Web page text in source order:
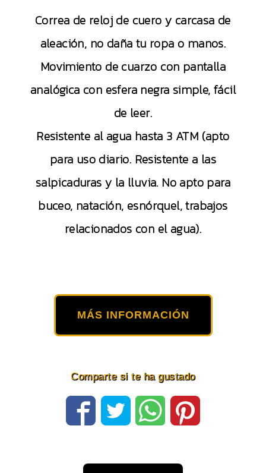
Correa de reloj de cuero y carcasa de
aleación, no daña tu ropa o manos.
Movimiento de cuarzo con pantalla
analógica con esfera negra simple, fácil
de leer.
Resistente al agua hasta 3 ATM (apto
para uso diario. Resistente a las
salpicaduras y la lluvia. No apto para
buceo, natación, esnórquel, trabajos
relacionados con el agua).
MÁS INFORMACIÓN
Comparte si te ha gustado